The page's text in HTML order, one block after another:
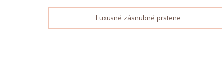
Luxusné zásnubné prstene